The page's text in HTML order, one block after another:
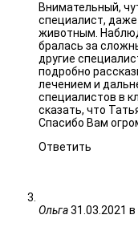
Внимательный,
специалист,
животным.
бралась за
другие
подробно
лечением и
специалистов в
сказать, что
Спасибо Вам
Ответить
Ольга31.03.2021 в